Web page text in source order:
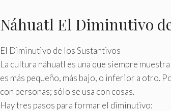
Náhuatl El Diminutivo
El Diminutivo de los Sustantivos
La cultura náhuatl es una que siempre
es más pequeño, más bajo, o inferior a otro.
con personas; sólo se usa con cosas.
Hay tres pasos para formar el diminutivo: